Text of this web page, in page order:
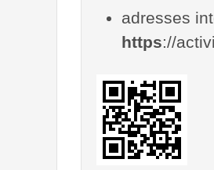
adresses
https://